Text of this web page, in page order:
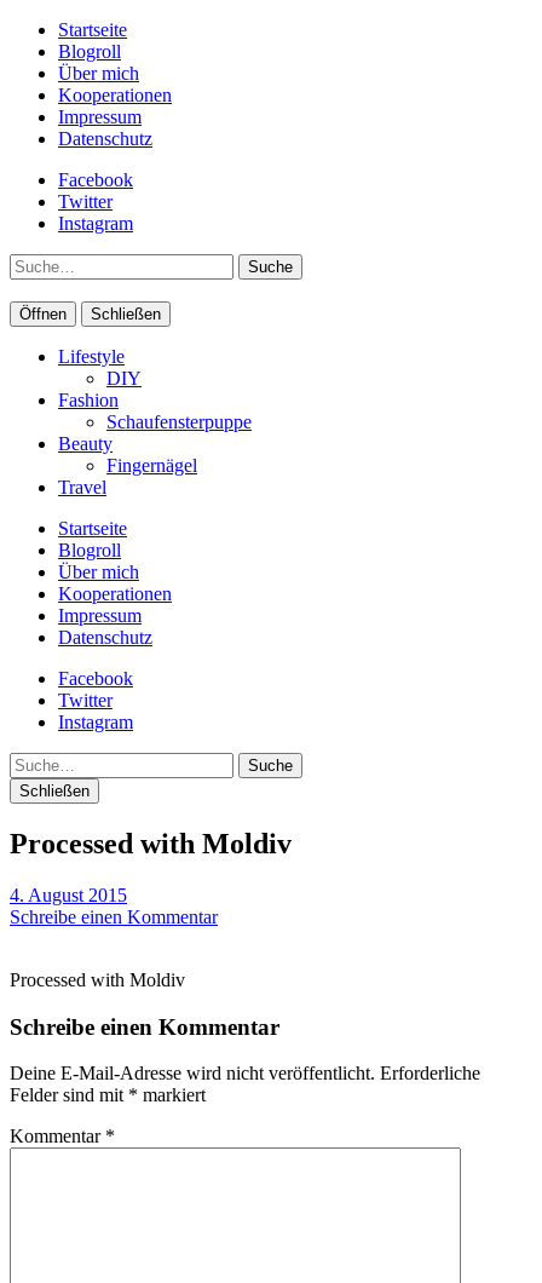
Startseite
Blogroll
Über mich
Kooperationen
Impressum
Datenschutz
Facebook
Twitter
Instagram
Suche
Öffnen Schließen
Lifestyle
DIY
Fashion
Schaufensterpuppe
Beauty
Fingernägel
Travel
Startseite
Blogroll
Über mich
Kooperationen
Impressum
Datenschutz
Facebook
Twitter
Instagram
Suche
Schließen
Processed with Moldiv
4. August 2015
Schreibe einen Kommentar
Processed with Moldiv
Schreibe einen Kommentar
Deine E-Mail-Adresse wird nicht veröffentlicht. Erforderliche
Felder sind mit * markiert
Kommentar *